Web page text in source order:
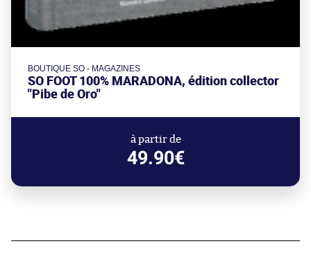
BOUTIQUE SO - MAGAZINES
SO FOOT 100% MARADONA, édition collector
"Pibe de Oro"
à partir de
49.90€